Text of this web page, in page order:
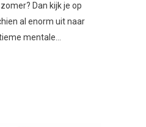
Dan kijk je op
al enorm uit naar
mentale...